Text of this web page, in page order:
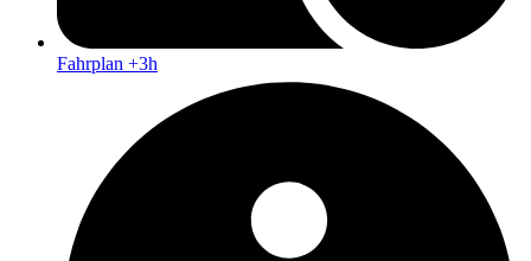
Fahrplan +3h